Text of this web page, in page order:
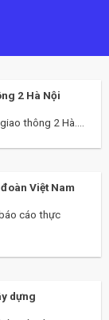
2 Hà Nội
thông 2 Hà....
Việt Nam
cáo thực
dựng